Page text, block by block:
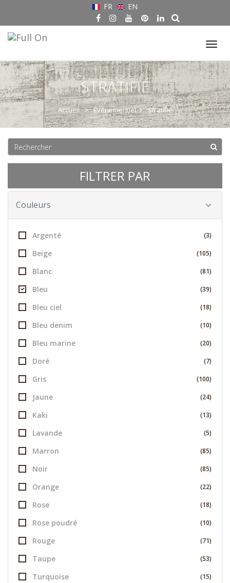
FR EN
STRATIFIÉ
Accueil Événementiel Stratifié
FILTRER PAR
Couleurs
Argenté (3)
Beige (105)
Blanc (81)
Bleu (39)
Bleu ciel (18)
Bleu denim (10)
Bleu marine (20)
Doré (7)
Gris (100)
Jaune (24)
Kaki (13)
Lavande (5)
Marron (85)
Noir (85)
Orange (22)
Rose (18)
Rose poudré (10)
Rouge (71)
Taupe (53)
Turquoise (15)